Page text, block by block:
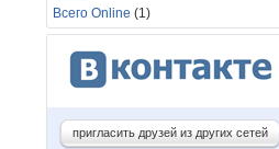
Всего Online (1)
пригласить друзей из других сетей